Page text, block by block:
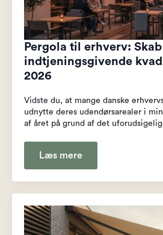
Pergola til erhverv:
indtjeningsgivende
2026
Vidste du, at mange danske
udnytte deres udendørsarealer i
af året på grund af det
Læs mere